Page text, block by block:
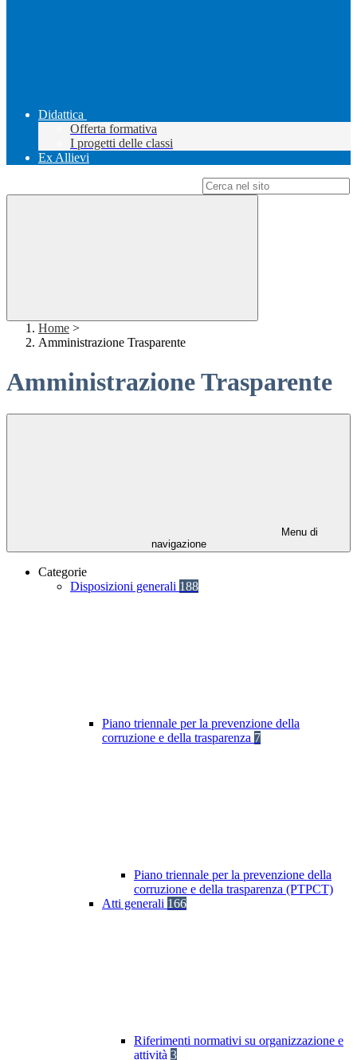
Didattica
Offerta formativa
I progetti delle classi
Ex Allievi
Home >
Amministrazione Trasparente
Amministrazione Trasparente
Menu di
navigazione
Categorie
Disposizioni generali 188
Piano triennale per la prevenzione della
corruzione e della trasparenza 7
Piano triennale per la prevenzione della
corruzione e della trasparenza (PTPCT)
Atti generali 166
Riferimenti normativi su organizzazione e
attività 3